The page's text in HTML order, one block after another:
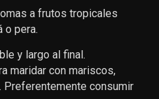
a frutos tropicales
o pera.
y largo al final.
maridar con mariscos,
Preferentemente consumir